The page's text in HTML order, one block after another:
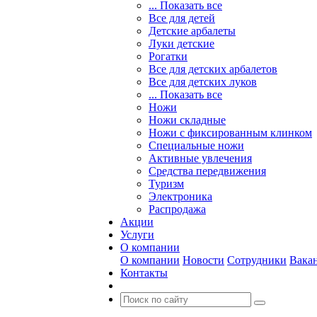
... Показать все
Все для детей
Детские арбалеты
Луки детские
Рогатки
Все для детских арбалетов
Все для детских луков
... Показать все
Ножи
Ножи складные
Ножи с фиксированным клинком
Специальные ножи
Активные увлечения
Средства передвижения
Туризм
Электроника
Распродажа
Акции
Услуги
О компании
О компании Новости Сотрудники
Контакты